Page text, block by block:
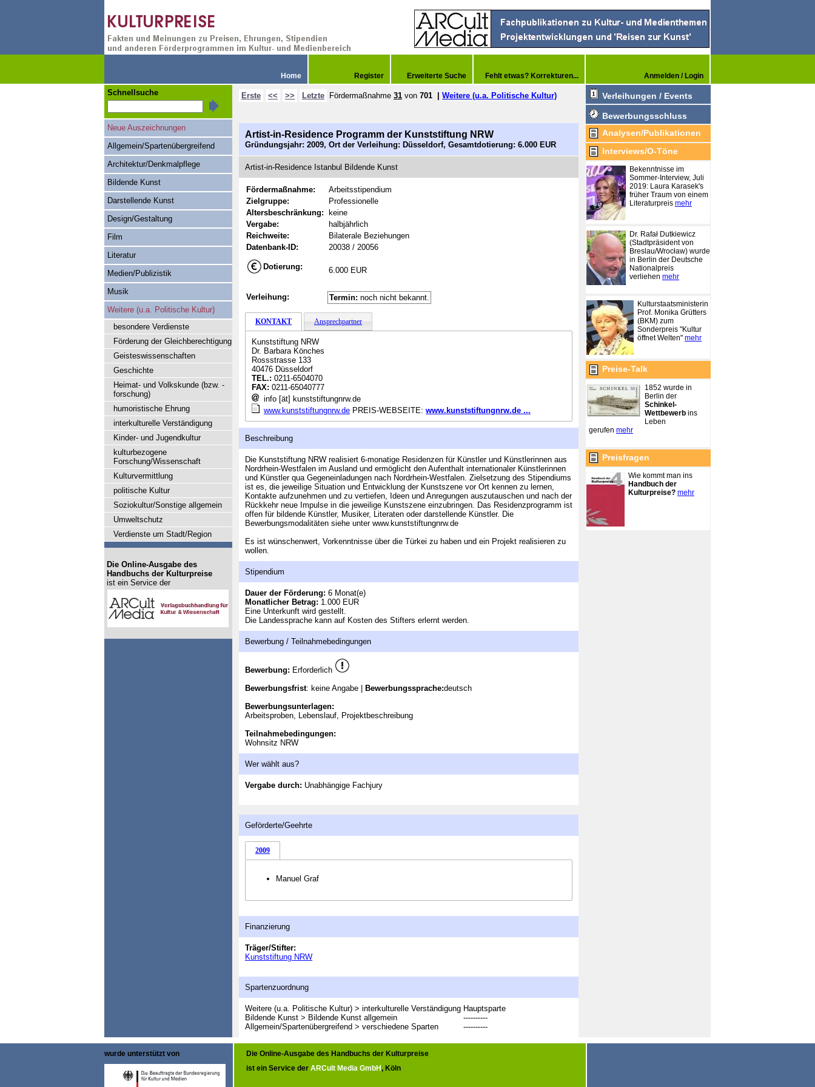
Home Register Erweiterte Suche Fehlt etwas? Korrekturen... Anmelden / Login
Erste << >> Letzte Fördermaßnahme 31 von 701 Weitere (u.a. Politische Kultur)
Artist-in-Residence Programm der Kunststiftung NRW
Gründungsjahr: 2009, Ort der Verleihung: Düsseldorf, Gesamtdotierung: 6.000 EUR
Artist-in-Residence Istanbul Bildende Kunst
Fördermaßnahme:
Arbeitsstipendium
Zielgruppe:
Professionelle
Altersbeschränkung:
keine
Vergabe:
halbjährlich
Reichweite:
Bilaterale Beziehungen
Datenbank-ID:
20038 / 20056
Dotierung: 6.000 EUR
Verleihung: Termin: noch nicht bekannt.
KONTAKT Ansprechpartner
Kunststiftung NRW
Dr. Barbara Könches
Rossstrasse 133
40476 Düsseldorf
TEL.: 0211-6504070
FAX: 0211-65040777
info [ät] kunststiftungnrw.de
www.kunststiftungnrw.de PREIS-WEBSEITE: www.kunststiftungnrw.de ...
Beschreibung
Die Kunststiftung NRW realisiert 6-monatige Residenzen für Künstler und Künstlerinnen aus
Nordrhein-Westfalen im Ausland und ermöglicht den Aufenthalt internationaler Künstlerinnen
und Künstler qua Gegeneinladungen nach Nordrhein-Westfalen. Zielsetzung des Stipendiums
ist es, die jeweilige Situation und Entwicklung der Kunstszene vor Ort kennen zu lernen,
Kontakte aufzunehmen und zu vertiefen, Ideen und Anregungen auszutauschen und nach der
Rückkehr neue Impulse in die jeweilige Kunstszene einzubringen. Das Residenzprogramm ist
offen für bildende Künstler, Musiker, Literaten oder darstellende Künstler. Die
Bewerbungsmodalitäten siehe unter www.kunststiftungnrw.de
Es ist wünschenwert, Vorkenntnisse über die Türkei zu haben und ein Projekt realisieren zu
wollen.
Stipendium
Dauer der Förderung: 6 Monat(e)
Monatlicher Betrag: 1.000 EUR
Eine Unterkunft wird gestellt.
Die Landessprache kann auf Kosten des Stifters erlernt werden.
Bewerbung / Teilnahmebedingungen
Bewerbung: Erforderlich
Bewerbungsfrist: keine Angabe | Bewerbungssprache:deutsch
Bewerbungsunterlagen:
Arbeitsproben, Lebenslauf, Projektbeschreibung
Teilnahmebedingungen:
Wohnsitz NRW
Wer wählt aus?
Vergabe durch: Unabhängige Fachjury
Geförderte/Geehrte
2009
Manuel Graf
Finanzierung
Träger/Stifter:
Kunststiftung NRW
Spartenzuordnung
Weitere (u.a. Politische Kultur) > interkulturelle Verständigung Hauptsparte
Bildende Kunst > Bildende Kunst allgemein
----------
Allgemein/Spartenübergreifend > verschiedene Sparten
----------
Schnellsuche
Neue Auszeichnungen
Allgemein/Spartenübergreifend
Architektur/Denkmalpflege
Bildende Kunst
Darstellende Kunst
Design/Gestaltung
Film
Literatur
Medien/Publizistik
Musik
Weitere (u.a. Politische Kultur)
besondere Verdienste
Förderung der Gleichberechtigung
Geisteswissenschaften
Geschichte
Heimat- und Volkskunde (bzw. -
forschung)
humoristische Ehrung
interkulturelle Verständigung
Kinder- und Jugendkultur
kulturbezogene
Forschung/Wissenschaft
Kulturvermittlung
politische Kultur
Soziokultur/Sonstige allgemein
Umweltschutz
Verdienste um Stadt/Region
Die Online-Ausgabe des
Handbuchs der Kulturpreise
ist ein Service der
Verleihungen / Events
Bewerbungsschluss
Analysen/Publikationen
Interviews/O-Töne
Bekenntnisse im
Sommer-Interview, Juli
2019: Laura Karasek's
früher Traum von einem
Literaturpreis mehr
Dr. Rafał Dutkiewicz
(Stadtpräsident von
Breslau/Wrocław) wurde
in Berlin der Deutsche
Nationalpreis
verliehen mehr
Kulturstaatsministerin
Prof. Monika Grütters
(BKM) zum
Sonderpreis "Kultur
öffnet Welten" mehr
Preise-Talk
1852 wurde in
Berlin der
Schinkel-
Wettbewerb ins
Leben
gerufen mehr
Preisfragen
Wie kommt man ins
Handbuch der
Kulturpreise? mehr
wurde unterstützt von
Die Online-Ausgabe des Handbuchs der Kulturpreise
ist ein Service der ARCult Media GmbH, Köln